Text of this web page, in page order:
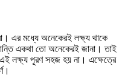
এর মধ্যে অনেকেরই লক্ষ্য থাকে
একথা তো অনেকেরই জানা। তাই
এই লক্ষ্য পূরণ সহজ হয় না। এক্ষেত্রে